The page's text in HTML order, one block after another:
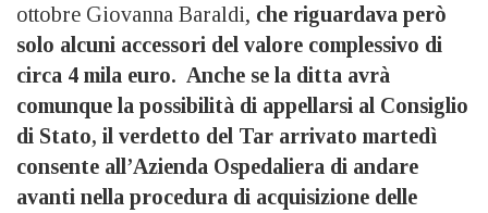
ottobre Giovanna Baraldi, che riguardava però
solo alcuni accessori del valore complessivo di
circa 4 mila euro. Anche se la ditta avrà
comunque la possibilità di appellarsi al Consiglio
di Stato, il verdetto del Tar arrivato martedì
consente all’Azienda Ospedaliera di andare
avanti nella procedura di acquisizione delle